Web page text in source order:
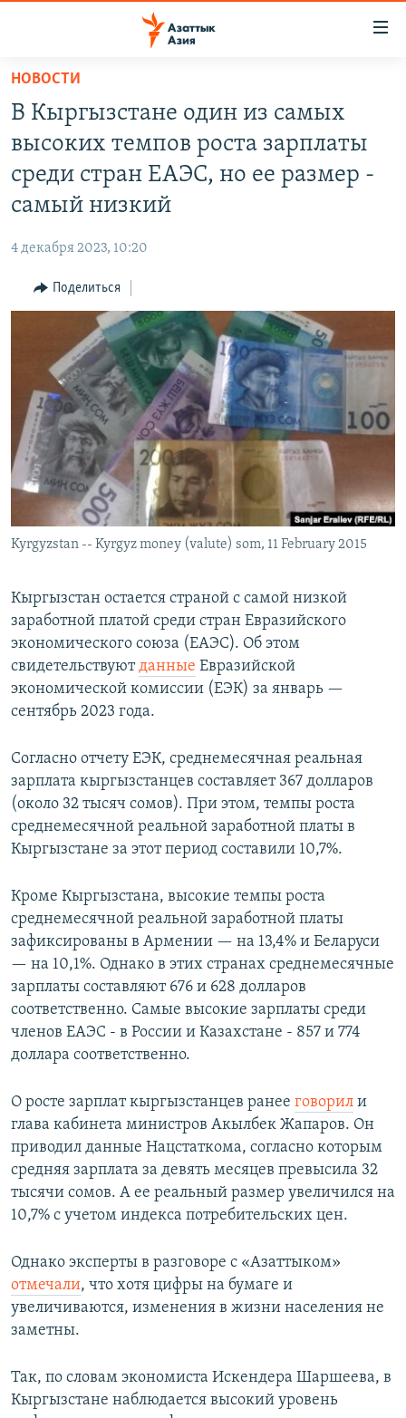
Вернуться
основному
содержанию
главной
Вернутся
поиску
КАЗАХСТАН
УЗБЕКИСТАН
НОВОСТИ
НА ДРУГИХ ЯЗЫКАХ
КЫРГЫЗЧА
ЎЗБЕКЧА
TÜRKMENÇE
ПОДПИШИТЕСЬ НА НАС В СОЦСЕТЯХ
Все сайты РСЕ/РС
НОВОСТИ
В Кыргызстане один из самых
высоких темпов роста зарплаты
среди стран ЕАЭС, но ее размер -
самый низкий
4 декабря 2023, 10:20
Поделиться
Kyrgyzstan -- Kyrgyz money (valute) som, 11 February 2015
Кыргызстан остается страной с самой низкой
заработной платой среди стран Евразийского
экономического союза (ЕАЭС). Об этом
свидетельствуютданные Евразийской
экономической комиссии (ЕЭК) за январь —
сентябрь 2023 года.
Согласно отчету ЕЭК, среднемесячная реальная
зарплата кыргызстанцев составляет 367 долларов
(около 32 тысяч сомов). При этом, темпы роста
среднемесячной реальной заработной платы в
Кыргызстане за этот период составили 10,7%.
Кроме Кыргызстана, высокие темпы роста
среднемесячной реальной заработной платы
зафиксированы в Армении — на 13,4% и Беларуси
— на 10,1%. Однако в этих странах среднемесячные
зарплаты составляют 676 и 628 долларов
соответственно. Самые высокие зарплаты среди
членов ЕАЭС - в России и Казахстане - 857 и 774
доллара соответственно.
О росте зарплат кыргызстанцев ранее говорил и
глава кабинета министров Акылбек Жапаров. Он
приводил данные Нацстаткома, согласно которым
средняя зарплата за девять месяцев превысила 32
тысячи сомов. А ее реальный размер увеличился на
10,7% с учетом индекса потребительских цен.
Однако эксперты в разговоре с «Азаттыком»
отмечали, что хотя цифры на бумаге и
увеличиваются, изменения в жизни населения не
заметны.
Так, по словам экономиста Искендера Шаршеева, в
Кыргызстане наблюдается высокий уровень